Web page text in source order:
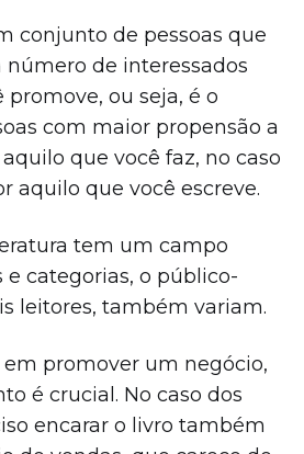
conjunto de pessoas que
de interessados
ou seja, é o
com maior propensão a
que você faz, no caso
aquilo que você escreve.
tem um campo
e categorias, o público-
leitores, também variam.
promover um negócio,
é crucial. No caso dos
encarar o livro também